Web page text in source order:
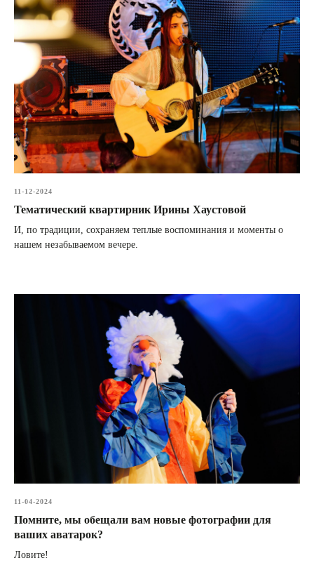
11-12-2024
Тематический квартирник Ирины Хаустовой
И, по традиции, сохраняем теплые воспоминания и моменты о
нашем незабываемом вечере.
11-04-2024
Помните, мы обещали вам новые фотографии для
ваших аватарок?
Ловите!